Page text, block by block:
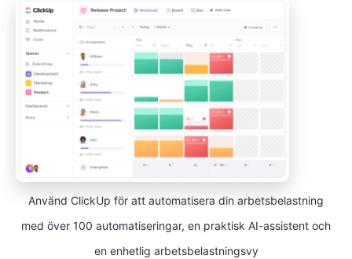
Använd ClickUp för att automatisera din arbetsbelastning
med över 100 automatiseringar, en praktisk AI-assistent och
en enhetlig arbetsbelastningsvy